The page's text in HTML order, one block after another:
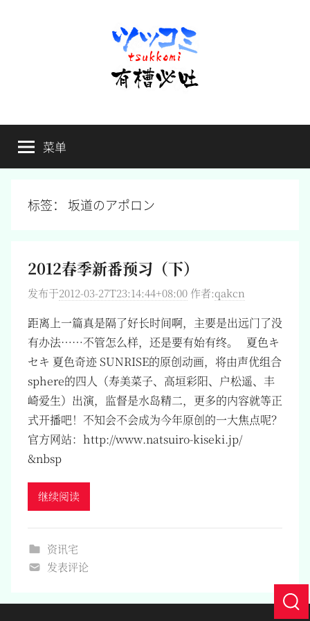
有
槽
必
槽，
毋
菜单
标签： 坂道のアポロン
2012春季新番预习（下）
发布于2012-03-27T23:14:44+08:00 作者:qakcn
距离上一篇真是隔了好长时间啊，主要是出远门了没
有办法……不管怎么样，还是要有始有终。 夏色キ
セキ 夏色奇迹 SUNRISE的原创动画，将由声优组合
sphere的四人（寿美菜子、高垣彩阳、户松遥、丰
崎爱生）出演，监督是水岛精二，更多的内容就等正
式开播吧！不知会不会成为今年原创的一大焦点呢？
官方网站：http://www.natsuiro-kiseki.jp/
&nbsp
继续阅读
资讯宅
发表评论